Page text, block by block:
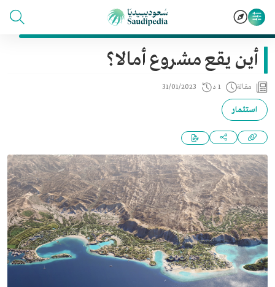
أين يقع مشروع أمالا؟
مقالة 1 د 31/01/2023
استثمار